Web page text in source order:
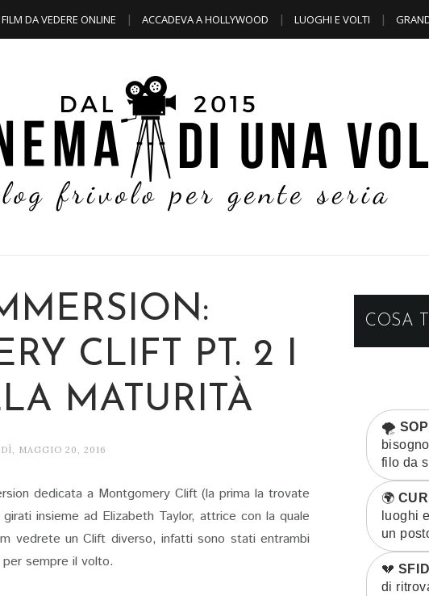
FILM DA VEDERE ONLINE ACCADEVA A HOLLYWOOD LUOGHI E VOLTI
CLIFT PT. 2 I
MATURITÀ
MAGGIO 20, 2016
dedicata a Montgomery Clift (la prima la trovate
insieme ad Elizabeth Taylor, attrice con la quale
vedrete un Clift diverso, infatti sono stati entrambi
sempre il volto.
COSA
🌪️
filo da
🌍
luoghi
un
💔
di